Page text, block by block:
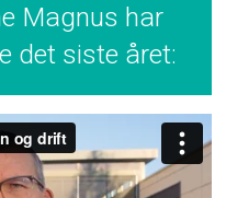
Magnus har
det siste året: